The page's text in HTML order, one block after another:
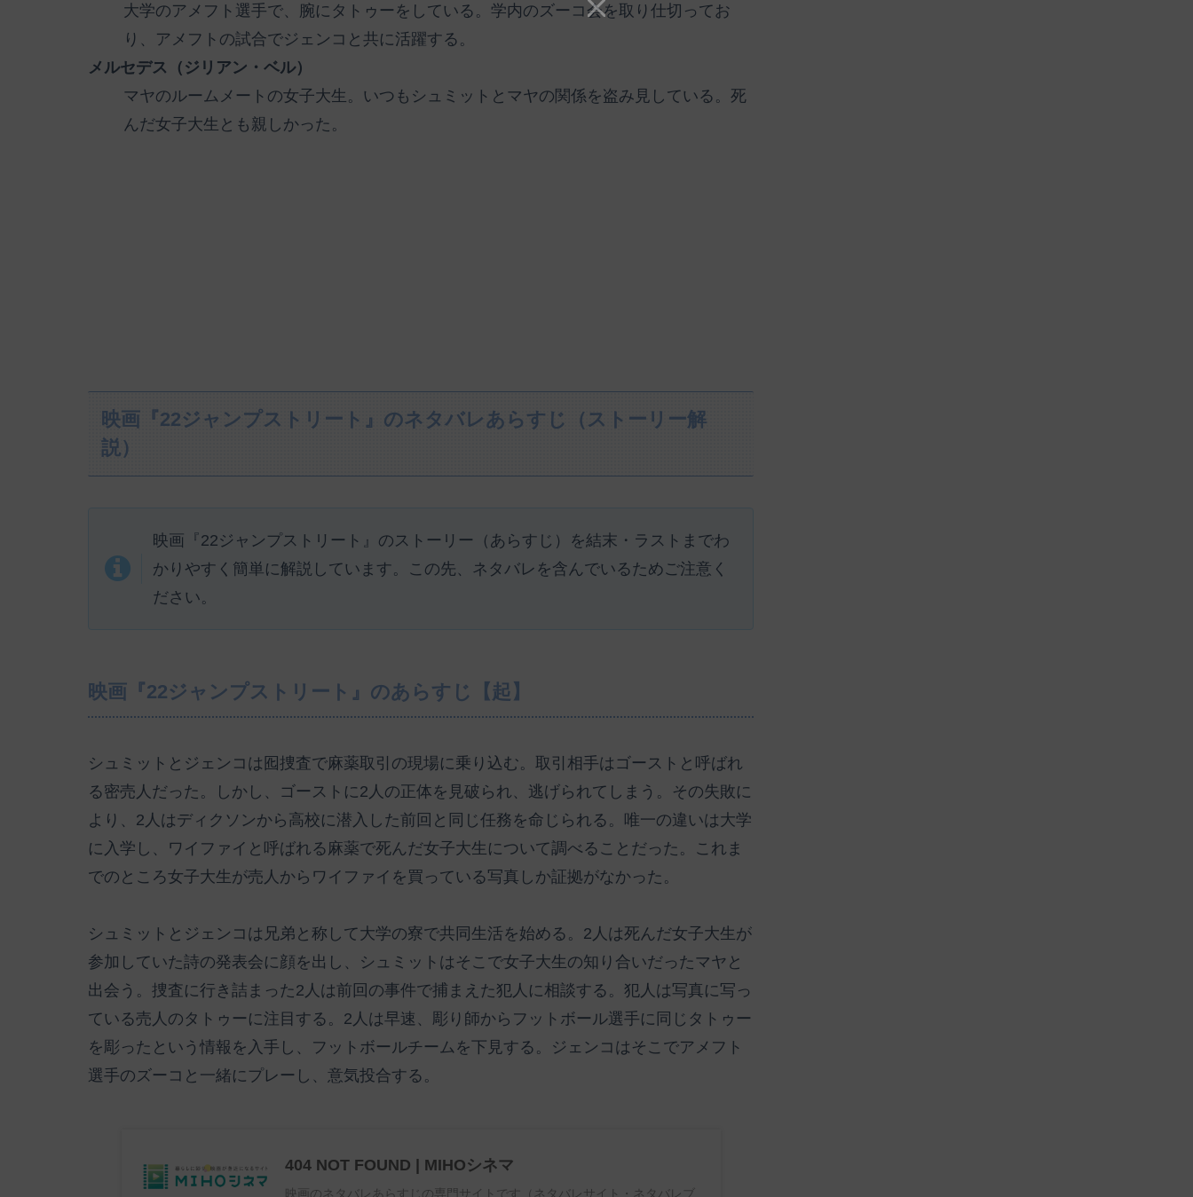
大学のアメフト選手で、腕にタトゥーをしている。学内のズーコ会を取り仕切ってお
り、アメフトの試合でジェンコと共に活躍する。
メルセデス（ジリアン・ベル）
マヤのルームメートの女子大生。いつもシュミットとマヤの関係を盗み見している。死
んだ女子大生とも親しかった。
映画『22ジャンプストリート』のネタバレあらすじ（ストーリー解
説）
映画『22ジャンプストリート』のストーリー（あらすじ）を結末・ラストまでわ
かりやすく簡単に解説しています。この先、ネタバレを含んでいるためご注意く
ださい。
映画『22ジャンプストリート』のあらすじ【起】
シュミットとジェンコは囮捜査で麻薬取引の現場に乗り込む。取引相手はゴーストと呼ばれ
る密売人だった。しかし、ゴーストに2人の正体を見破られ、逃げられてしまう。その失敗に
より、2人はディクソンから高校に潜入した前回と同じ任務を命じられる。唯一の違いは大学
に入学し、ワイファイと呼ばれる麻薬で死んだ女子大生について調べることだった。これま
でのところ女子大生が売人からワイファイを買っている写真しか証拠がなかった。
シュミットとジェンコは兄弟と称して大学の寮で共同生活を始める。2人は死んだ女子大生が
参加していた詩の発表会に顔を出し、シュミットはそこで女子大生の知り合いだったマヤと
出会う。捜査に行き詰まった2人は前回の事件で捕まえた犯人に相談する。犯人は写真に写っ
ている売人のタトゥーに注目する。2人は早速、彫り師からフットボール選手に同じタトゥー
を彫ったという情報を入手し、フットボールチームを下見する。ジェンコはそこでアメフト
選手のズーコと一緒にプレーし、意気投合する。
404 NOT FOUND | MIHOシネマ
映画のネタバレあらすじの専門サイトです（ネタバレサイト・ネタバレブ